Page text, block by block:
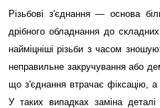
Різьбові з'єднання — основа
дрібного обладнання до
найміцніші різьби з часом
неправильне закручування або
що з'єднання втрачає фіксацію, а
У таких випадках заміна